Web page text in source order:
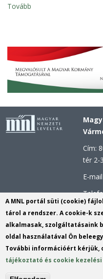
Tovább
Cím:
tér 2-
E-
312
A MNL portál süti (cookie)
tárol a rendszer. A cookie-k
alkalmasak, szolgáltatásaink
oldal használatával Ön
További információért kérjük,
tájékoztató és cookie